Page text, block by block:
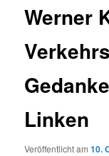
Werner
Linken
Veröffentlicht am10.